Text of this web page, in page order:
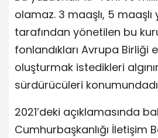
olamaz. 3 maaşlı, 5
tarafından yönetilen bu
fonlandıkları Avrupa Birliği
oluşturmak istedikleri
sürdürücüleri
2021’deki açıklamasında
Cumhurbaşkanlığı İletişim